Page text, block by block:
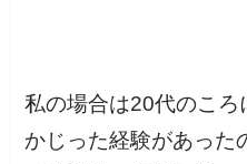
私の場合は20代のころ
かじった経験があった